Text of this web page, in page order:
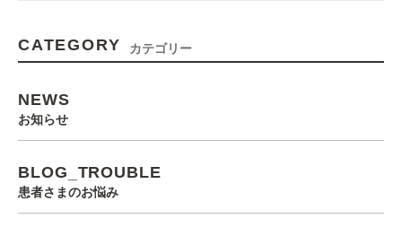
CATEGORY カテゴリー
NEWS
お知らせ
BLOG_TROUBLE
患者さまのお悩み